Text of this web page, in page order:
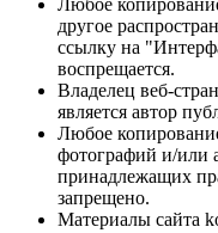
Любое
другое
ссылку на
воспрещается.
Владелец веб-
является автор
Любое
фотографий и/или
принадлежащих
запрещено.
Материалы сайта